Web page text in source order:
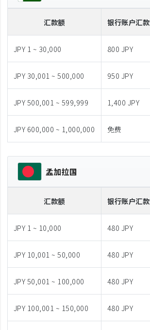
汇款额 银行账户汇款
JPY 1 ~ 30,000 800 JPY
JPY 30,001 ~ 500,000 950 JPY
JPY 500,001 ~ 599,999 1,400 JPY
JPY 600,000 ~ 1,000,000 免费
孟加拉国
汇款额 银行账户汇款
JPY 1 ~ 10,000 480 JPY
JPY 10,001 ~ 50,000 480 JPY
JPY 50,001 ~ 100,000 480 JPY
JPY 100,001 ~ 150,000 480 JPY